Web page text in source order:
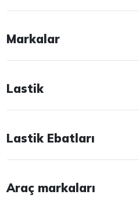
Markalar
Lastik
Lastik Ebatları
Araç markaları